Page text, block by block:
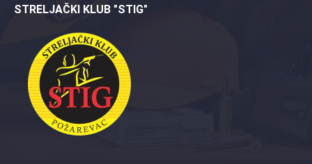
STRELJAČKI KLUB "STIG"